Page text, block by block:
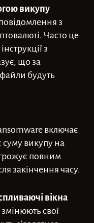
викупу
з
Часто це
з
що за
будуть
включає
викупу на
повним
закінчення часу.
вікна
свої